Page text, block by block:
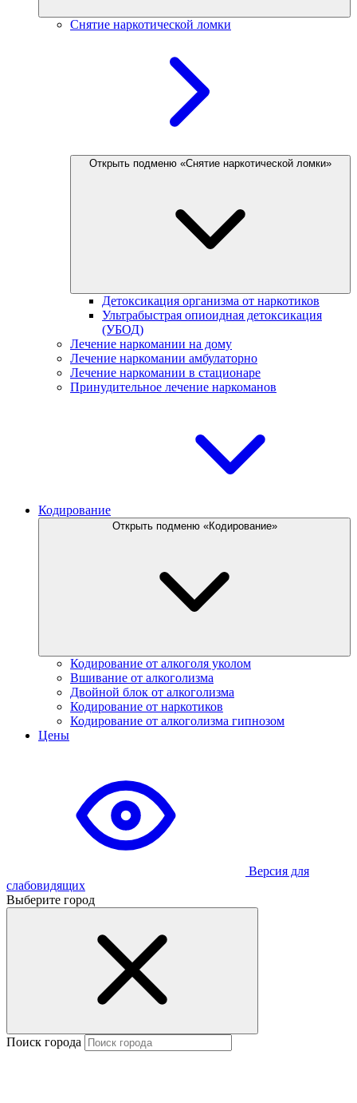
Снятие наркотической ломки
Открыть подменю «Снятие наркотической ломки»
Детоксикация организма от наркотиков
Ультрабыстрая опиоидная детоксикация
(УБОД)
Лечение наркомании на дому
Лечение наркомании амбулаторно
Лечение наркомании в стационаре
Принудительное лечение наркоманов
Кодирование
Открыть подменю «Кодирование»
Кодирование от алкоголя уколом
Вшивание от алкоголизма
Двойной блок от алкоголизма
Кодирование от наркотиков
Кодирование от алкоголизма гипнозом
Цены
Версия для
слабовидящих
Выберите город
Поиск города